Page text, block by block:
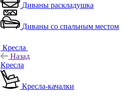
Диваны раскладушка
Диваны со спальным местом
Кресла
Назад
Кресла
Кресла-качалки